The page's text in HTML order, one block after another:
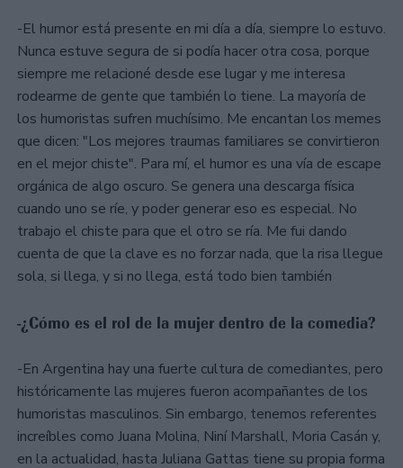
-El humor está presente en mi día a día, siempre lo estuvo.
Nunca estuve segura de si podía hacer otra cosa, porque
siempre me relacioné desde ese lugar y me interesa
rodearme de gente que también lo tiene. La mayoría de
los humoristas sufren muchísimo. Me encantan los memes
que dicen: "Los mejores traumas familiares se convirtieron
en el mejor chiste". Para mí, el humor es una vía de escape
orgánica de algo oscuro. Se genera una descarga física
cuando uno se ríe, y poder generar eso es especial. No
trabajo el chiste para que el otro se ría. Me fui dando
cuenta de que la clave es no forzar nada, que la risa llegue
sola, si llega, y si no llega, está todo bien también
-¿Cómo es el rol de la mujer dentro de la comedia?
-En Argentina hay una fuerte cultura de comediantes, pero
históricamente las mujeres fueron acompañantes de los
humoristas masculinos. Sin embargo, tenemos referentes
increíbles como Juana Molina, Niní Marshall, Moria Casán y,
en la actualidad, hasta Juliana Gattas tiene su propia forma